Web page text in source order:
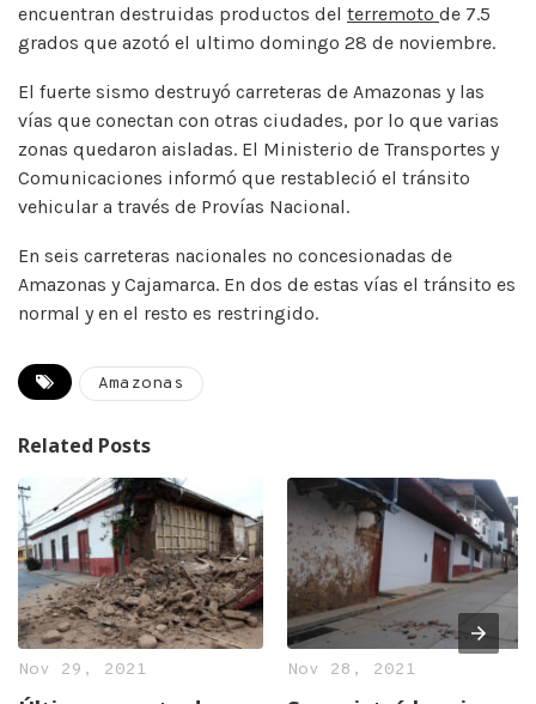
encuentran destruidas productos del terremoto de 7.5
grados que azotó el ultimo domingo 28 de noviembre.
El fuerte sismo destruyó carreteras de Amazonas y las
vías que conectan con otras ciudades, por lo que varias
zonas quedaron aisladas. El Ministerio de Transportes y
Comunicaciones informó que restableció el tránsito
vehicular a través de Provías Nacional.
En seis carreteras nacionales no concesionadas de
Amazonas y Cajamarca. En dos de estas vías el tránsito es
normal y en el resto es restringido.
Amazonas
Related Posts
Nov 29, 2021 Nov 28, 2021